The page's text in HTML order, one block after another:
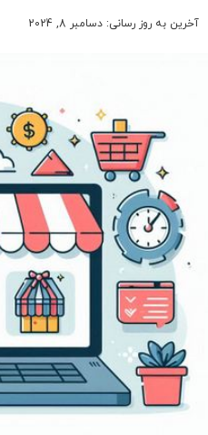
آخرین به روز رسانی: دسامبر 8, 2024